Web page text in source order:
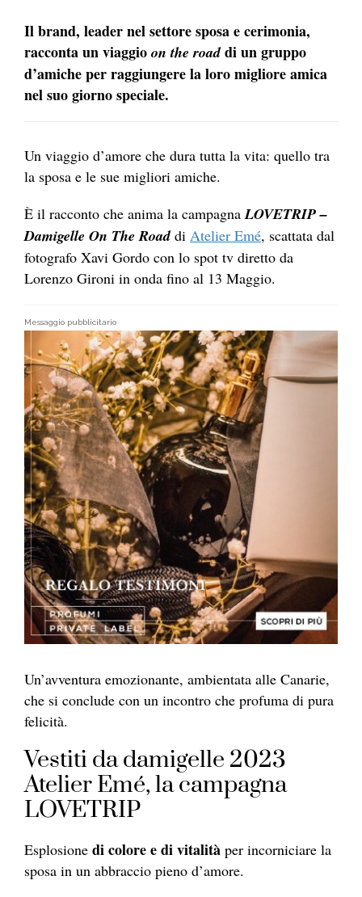
Il brand, leader nel settore sposa e cerimonia,
racconta un viaggio on the roaddi un gruppo
d’amiche per raggiungere la loro migliore amica
nel suo giorno speciale.
Un viaggio d’amore che dura tutta la vita: quello tra
la sposa e le sue migliori amiche.
È il racconto che anima la campagnaLOVETRIP –
Damigelle On The Roaddi Atelier Emé, scattata dal
fotografo Xavi Gordo con lo spot tv diretto da
Lorenzo Gironi in onda fino al 13 Maggio.
Messaggio pubblicitario
Un’avventura emozionante, ambientata alle Canarie,
che si conclude con un incontro che profuma di pura
felicità.
Vestiti da damigelle 2023
Atelier Emé, la campagna
LOVETRIP
Esplosione di colore e di vitalità per incorniciare la
sposa in un abbraccio pieno d’amore.